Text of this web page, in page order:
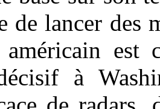
de lancer des
américain est
à